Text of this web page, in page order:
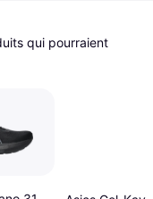
qui pourraient